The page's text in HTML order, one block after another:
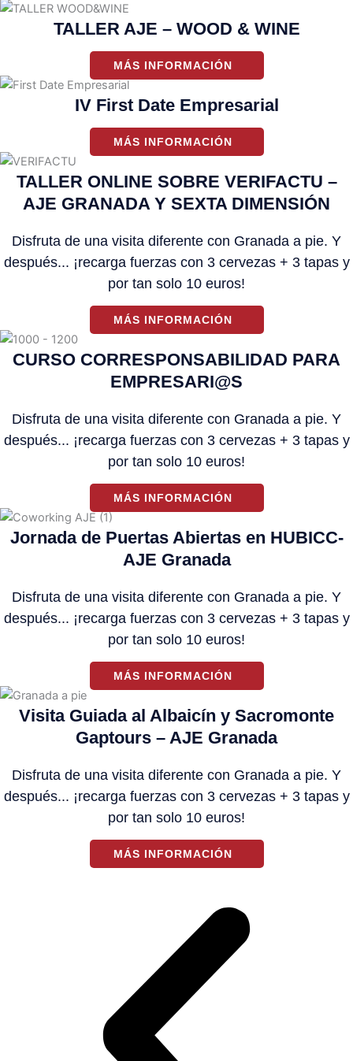
TALLER AJE – WOOD & WINE
MÁS INFORMACIÓN
IV First Date Empresarial
MÁS INFORMACIÓN
TALLER ONLINE SOBRE VERIFACTU –
AJE GRANADA Y SEXTA DIMENSIÓN
Disfruta de una visita diferente con Granada a pie. Y
después... ¡recarga fuerzas con 3 cervezas + 3 tapas y
por tan solo 10 euros!
MÁS INFORMACIÓN
CURSO CORRESPONSABILIDAD PARA
EMPRESARI@S
Disfruta de una visita diferente con Granada a pie. Y
después... ¡recarga fuerzas con 3 cervezas + 3 tapas y
por tan solo 10 euros!
MÁS INFORMACIÓN
Jornada de Puertas Abiertas en HUBICC-
AJE Granada
Disfruta de una visita diferente con Granada a pie. Y
después... ¡recarga fuerzas con 3 cervezas + 3 tapas y
por tan solo 10 euros!
MÁS INFORMACIÓN
Visita Guiada al Albaicín y Sacromonte
Gaptours – AJE Granada
Disfruta de una visita diferente con Granada a pie. Y
después... ¡recarga fuerzas con 3 cervezas + 3 tapas y
por tan solo 10 euros!
MÁS INFORMACIÓN